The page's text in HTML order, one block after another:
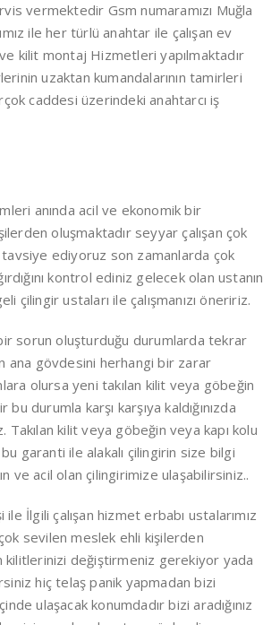
vermektedir Gsm numaramızı Muğla
ile her türlü anahtar ile çalışan ev
ve kilit montaj Hizmetleri yapılmaktadır
uzaktan kumandalarının tamirleri
caddesi üzerindeki anahtarcı iş
anında acil ve ekonomik bir
oluşmaktadır seyyar çalışan çok
tavsiye ediyoruz son zamanlarda çok
kontrol ediniz gelecek olan ustanın
çilingir ustaları ile çalışmanızı öneririz.
sorun oluşturduğu durumlarda tekrar
ana gövdesini herhangi bir zarar
olursa yeni takılan kilit veya göbeğin
durumla karşı karşıya kaldığınızda
Takılan kilit veya göbeğin veya kapı kolu
garanti ile alakalı çilingirin size bilgi
ve acil olan çilingirimize ulaşabilirsiniz..
İlgili çalışan hizmet erbabı ustalarımız
sevilen meslek ehli kişilerden
kilitlerinizi değiştirmeniz gerekiyor yada
hiç telaş panik yapmadan bizi
ulaşacak konumdadır bizi aradığınız